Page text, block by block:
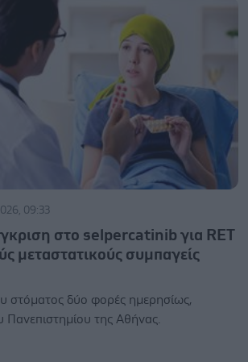
09:33
στο selpercatinib για RET
μεταστατικούς συμπαγείς
στόματος δύο φορές ημερησίως,
Πανεπιστημίου της Αθήνας.